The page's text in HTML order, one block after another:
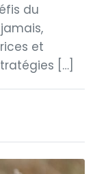
du
et
[…]